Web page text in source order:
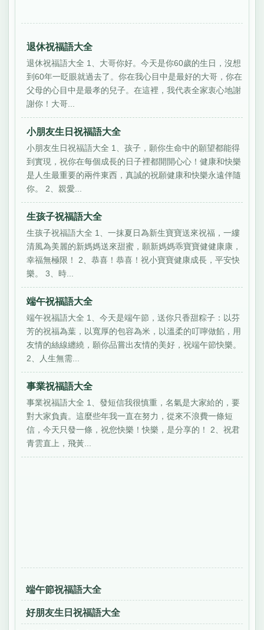
退休祝福語大全
退休祝福語大全 1、大哥你好。今天是你60歲的生日，沒想
到60年一眨眼就過去了。你在我心目中是最好的大哥，你在
父母的心目中是最孝的兒子。在這裡，我代表全家衷心地謝
謝你！大哥...
小朋友生日祝福語大全
小朋友生日祝福語大全 1、孩子，願你生命中的願望都能得
到實現，祝你在每個成長的日子裡都開開心心！健康和快樂
是人生最重要的兩件東西，真誠的祝願健康和快樂永遠伴隨
你。 2、親愛...
生孩子祝福語大全
生孩子祝福語大全 1、一抹夏日為新生寶寶送來祝福，一縷
清風為美麗的新媽媽送來甜蜜，願新媽媽乖寶寶健健康康，
幸福無極限！ 2、恭喜！恭喜！祝小寶寶健康成長，平安快
樂。 3、時...
端午祝福語大全
端午祝福語大全 1、今天是端午節，送你只香甜粽子：以芬
芳的祝福為葉，以寬厚的包容為米，以溫柔的叮嚀做餡，用
友情的絲線纏繞，願你品嘗出友情的美好，祝端午節快樂。
2、人生無需...
事業祝福語大全
事業祝福語大全 1、發短信我很慎重，名氣是大家給的，要
對大家負責。這麼些年我一直在努力，從來不浪費一條短
信，今天只發一條，祝您快樂！快樂，是分享的！ 2、祝君
青雲直上，飛黃...
端午節祝福語大全
好朋友生日祝福語大全